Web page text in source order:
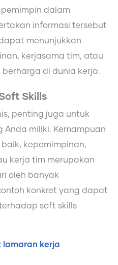
dalam
informasi tersebut
menunjukkan
kerjasama tim, atau
di dunia kerja.
Skills
penting juga untuk
Anda miliki. Kemampuan
kepemimpinan,
kerja tim merupakan
oleh banyak
konkret yang dapat
soft skills
lamaran kerja